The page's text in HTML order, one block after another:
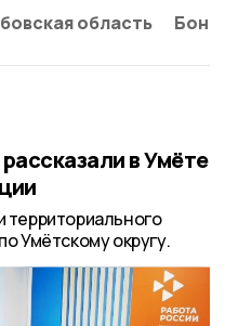
область
в Умёте
Умётскому округу.